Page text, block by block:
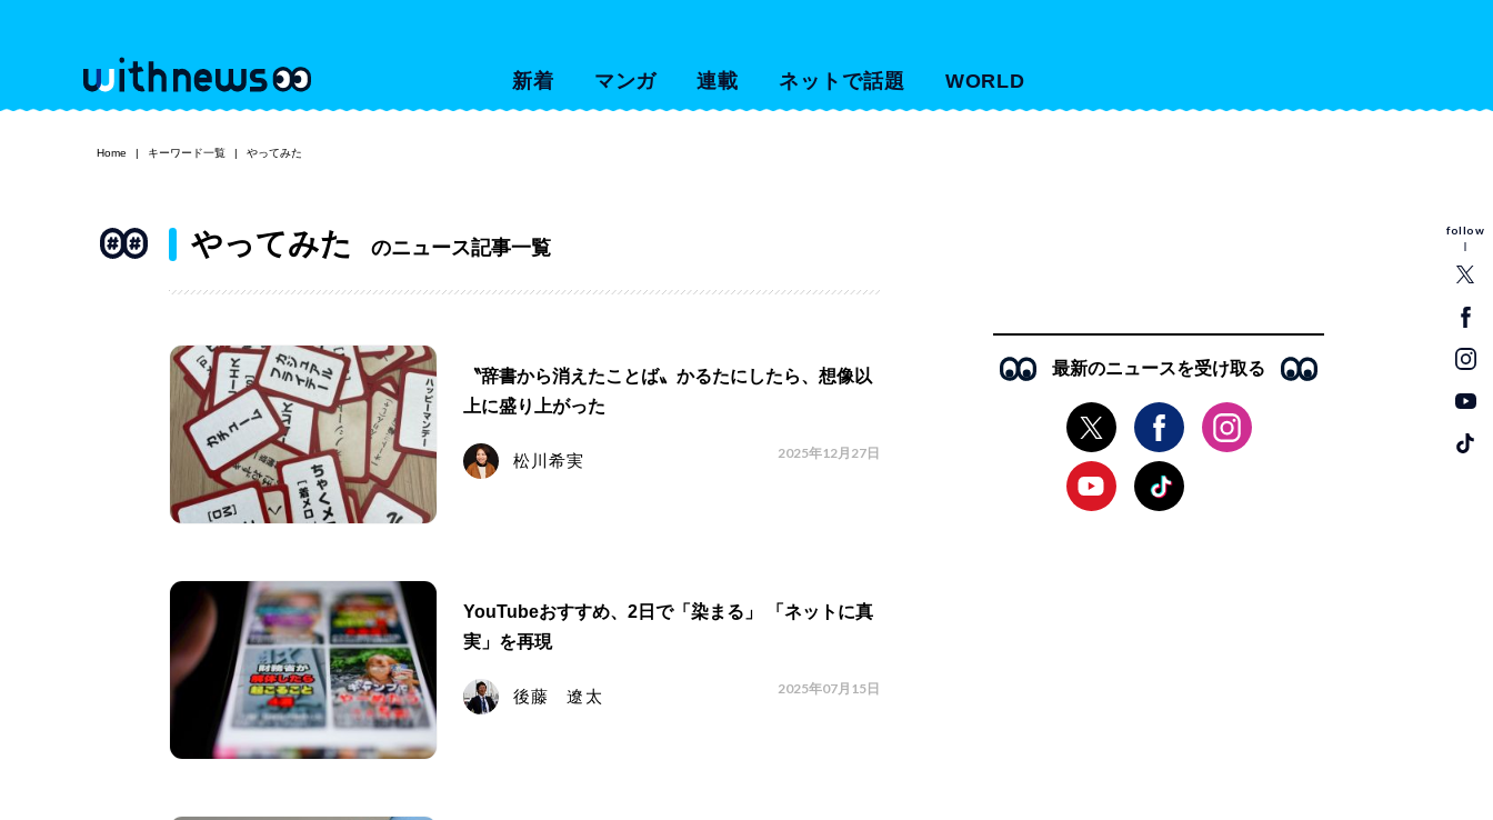
新着 マンガ 連載 ネットで話題 WORLD
follow
Home キーワード一覧 やってみた
やってみた のニュース記事一覧
〝辞書から消えたことば〟かるたにしたら、想像以
上に盛り上がった
松川希実 2025年12月27日
YouTubeおすすめ、2日で「染まる」 「ネットに真
実」を再現
後藤 遼太 2025年07月15日
最新のニュースを受け取る